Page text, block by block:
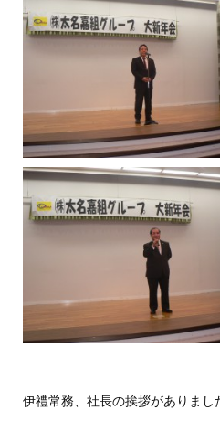
伊禮常務、社長の挨拶がありまし